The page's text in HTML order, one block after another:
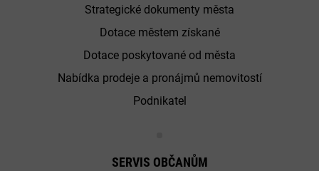
Strategické dokumenty města
Dotace městem získané
Dotace poskytované od města
Nabídka prodeje a pronájmů nemovitostí
Podnikatel
SERVIS OBČANŮM